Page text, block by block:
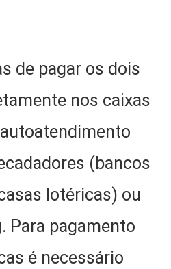
de pagar os dois
nos caixas
(bancos
lotéricas) ou
Para pagamento
é necessário